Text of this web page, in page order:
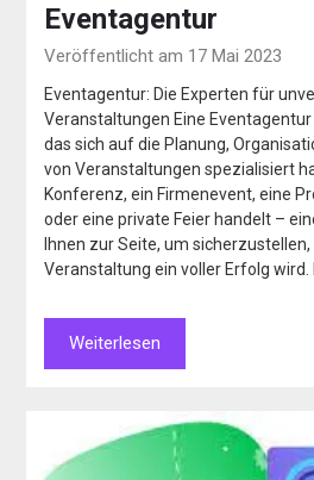
Eventagentur
Veröffentlicht am 17 Mai 2023
Eventagentur: Die Experten für
Veranstaltungen Eine
das sich auf die Planung,
von Veranstaltungen spezialisiert
Konferenz, ein Firmenevent, eine
oder eine private Feier handelt –
Ihnen zur Seite, um sicherzustellen,
Veranstaltung ein voller Erfolg wird.
Weiterlesen